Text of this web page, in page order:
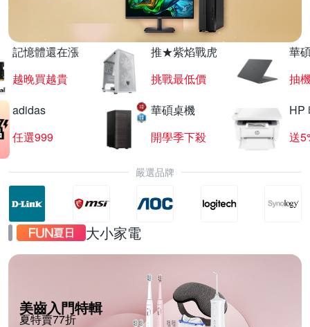
記憶體還在漲
越晚買越貴
推★紫焰戰虎
挑戰最低價
華
抽
adidas
任選999
華碩桌機
開學季下殺
HP
送
嚴選品牌
大小家電
美齒入門特輯
夏特賣77折